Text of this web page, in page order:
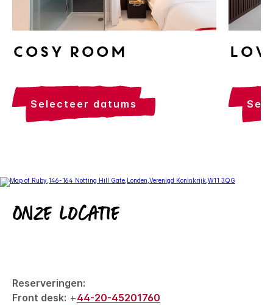
Cosy Room
selecteer datums
Onze locatie
Reserveringen:
Front desk: +44-20-45201760